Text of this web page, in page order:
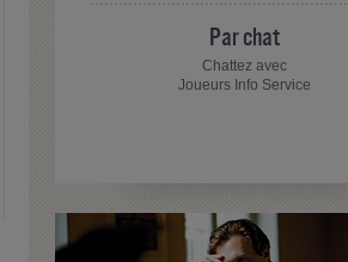
Par chat
Chattez avec
Joueurs Info Service